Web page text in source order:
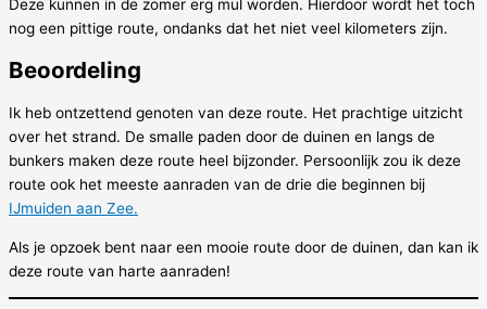
Deze kunnen in de zomer erg mul worden. Hierdoor wordt het toch
nog een pittige route, ondanks dat het niet veel kilometers zijn.
Beoordeling
Ik heb ontzettend genoten van deze route. Het prachtige uitzicht
over het strand. De smalle paden door de duinen en langs de
bunkers maken deze route heel bijzonder. Persoonlijk zou ik deze
route ook het meeste aanraden van de drie die beginnen bij
IJmuiden aan Zee.
Als je opzoek bent naar een mooie route door de duinen, dan kan ik
deze route van harte aanraden!